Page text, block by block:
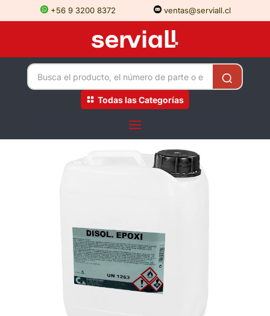
+56 9 3200 8372 ventas@serviall.cl
Todas las Categorías